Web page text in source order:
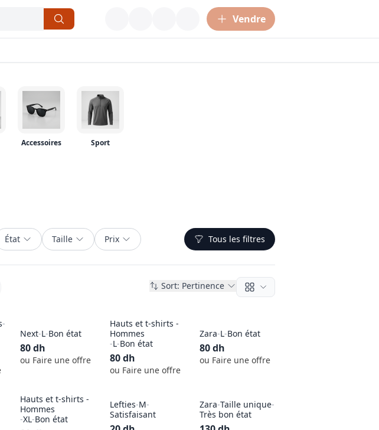
Vendre
Accessoires Sport
État Taille Prix Tous les filtres
les vendus Sort: Pertinence
-
Next-L-Bon état
80dh
ou Faire une offre
Hauts et t-shirts -
Hommes
-L-Bon état
80dh
ou Faire une offre
Zara-L-Bon état
80dh
ou Faire une offre
Hauts et t-shirts -
Hommes
-XL-Bon état
Lefties-M-
Satisfaisant
Zara-Taille unique-
Très bon état